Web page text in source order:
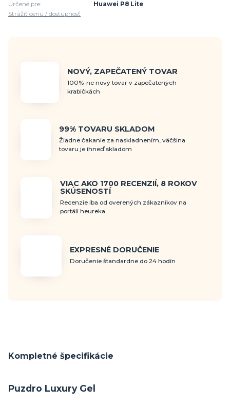
Určené pre:
Huawei P8 Lite
Strážiť cenu / dostupnosť
NOVÝ, ZAPEČATENÝ TOVAR
100%-ne nový tovar v zapečatených
krabičkách
99% TOVARU SKLADOM
Žiadne čakanie za naskladnením, väčšina
tovaru je ihneď skladom
VIAC AKO 1700 RECENZIÍ, 8 ROKOV
SKÚSENOSTÍ
Recenzie iba od overených zákazníkov na
portáli heureka
EXPRESNÉ DORUČENIE
Doručenie štandardne do 24 hodín
Kompletné špecifikácie
Puzdro Luxury Gel